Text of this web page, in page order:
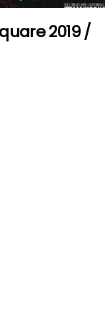
2019 /